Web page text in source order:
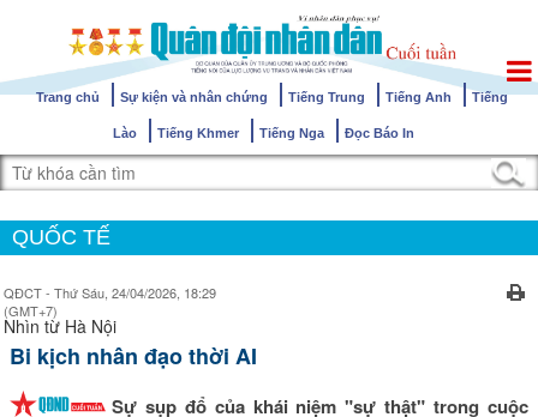
Trang chủ Sự kiện và nhân chứng Tiếng Trung Tiếng Anh Tiếng
Lào Tiếng Khmer Tiếng Nga Đọc Báo In
QUỐC TẾ
QĐCT - Thứ Sáu, 24/04/2026, 18:29
(GMT+7)
Nhìn từ Hà Nội
Bi kịch nhân đạo thời AI
Sự sụp đổ của khái niệm "sự thật" trong cuộc